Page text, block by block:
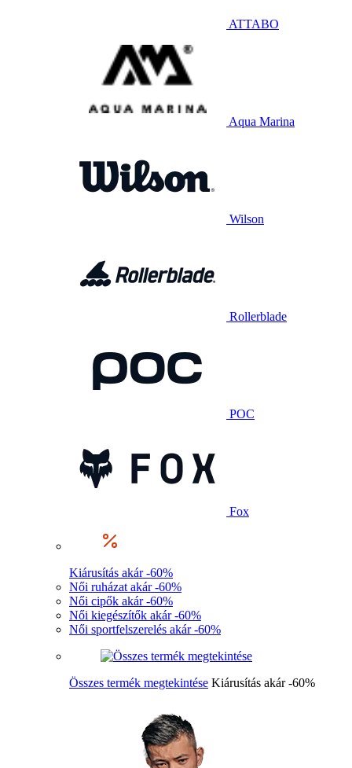
ATTABO
Aqua Marina
Wilson
Rollerblade
POC
Fox
Kiárusítás akár -60%
Női ruházat akár -60%
Női cipők akár -60%
Női kiegészítők akár -60%
Női sportfelszerelés akár -60%
Összes termék megtekintése Kiárusítás akár -60%